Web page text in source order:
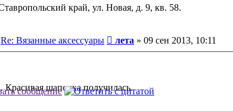
край, ул. Новая, д. 9, кв. 58.
Re: Вязанные аксессуары Сообщение
лета » 09 сен 2013, 10:11
шапочка получилась.